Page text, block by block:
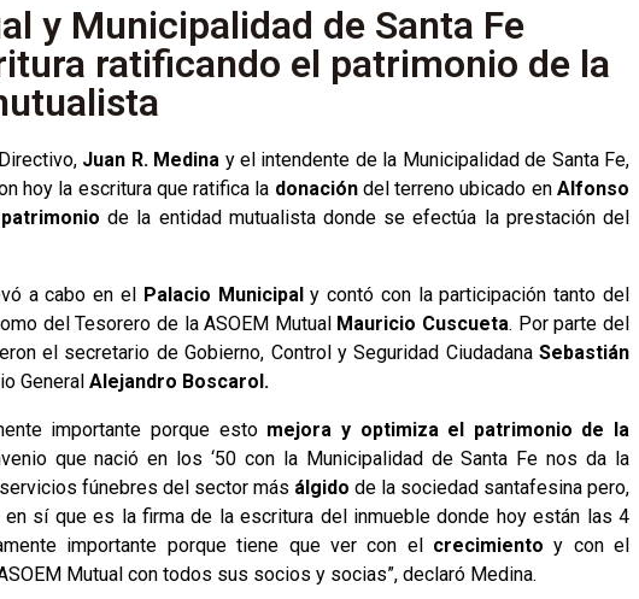
y Municipalidad de Santa Fe
ratificando el patrimonio de la
Juan R. Medina y el intendente de la Municipalidad de Santa Fe,
hoy la escritura que ratifica la donacióndel terreno ubicado enAlfonso
patrimonio de la entidad mutualista donde se efectúa la prestación del
a cabo en el Palacio Municipaly contó con la participación tanto del
del Tesorero de la ASOEM Mutual Mauricio Cuscueta. Por parte del
el secretario de Gobierno, Control y Seguridad Ciudadana Sebastián
General Alejandro Boscarol.
importante porque esto mejora y optimiza el patrimonio de la
que nació en los ‘50 con la Municipalidad de Santa Fe nos da la
fúnebres del sector más álgido de la sociedad santafesina pero,
sí que es la firma de la escritura del inmueble donde hoy están las 4
importante porque tiene que ver con elcrecimiento y con el
Mutual con todos sus socios y socias”, declaró Medina.